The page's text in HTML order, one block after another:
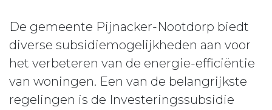
De gemeente Pijnacker-Nootdorp biedt
diverse subsidiemogelijkheden aan voor
het verbeteren van de energie-efficiëntie
van woningen. Een van de belangrijkste
regelingen is de Investeringssubsidie